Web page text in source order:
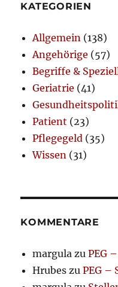
KATEGORIEN
Allgemein (138)
Angehörige (57)
Begriffe &
Geriatrie (41)
Patient (23)
Pflegegeld (35)
Wissen (31)
KOMMENTARE
margula zuPEG
Hrubes zuPEG –